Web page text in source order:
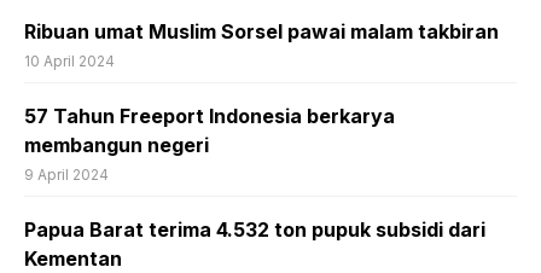
Ribuan umat Muslim Sorsel pawai malam takbiran
10 April 2024
57 Tahun Freeport Indonesia berkarya
membangun negeri
9 April 2024
Papua Barat terima 4.532 ton pupuk subsidi dari
Kementan